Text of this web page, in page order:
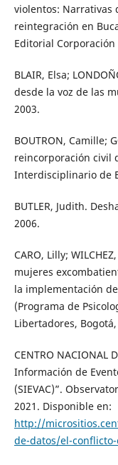
violentos: Narrativas
reintegración en
Editorial
BLAIR, Elsa;
desde la voz de las
2003.
BOUTRON, Camille;
reincorporación civil
Interdisciplinario de
BUTLER, Judith.
2006.
CARO, Lilly;
mujeres
la implementación
(Programa de
Libertadores,
CENTRO NACIONAL
Información de
(SIEVAC)”.
2021. Disponible en:
http://
de-datos/el-